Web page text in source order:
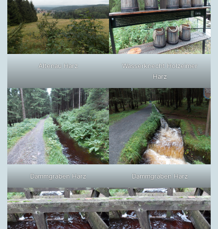
Altenau Harz
Wasserknecht Holzeimer
Harz
Dammgraben Harz Dammgraben Harz